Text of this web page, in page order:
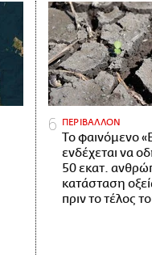
ΠΕΡΙΒΑΛΛΟΝ
Το φαινόμενο
ενδέχεται να
50 εκατ.
κατάσταση
πριν το τέλος